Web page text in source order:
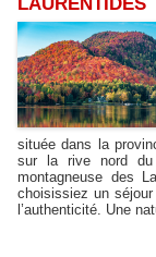
située dans la
sur la rive nord
montagneuse des
choisissiez un
l’authenticité. Une